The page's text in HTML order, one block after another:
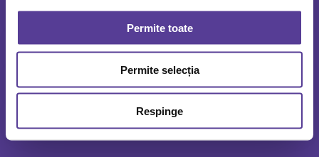
Permite toate
Permite selecția
Respinge
PNEUMOLOGIE
REUMATOLOGIE
STOMATOLOGIE
UROLOGIE